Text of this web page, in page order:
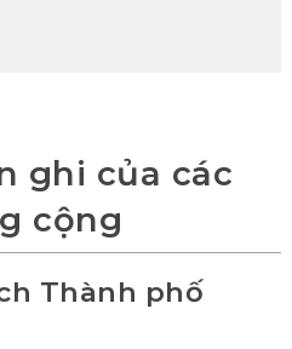
ghi của các
cộng
Thành phố